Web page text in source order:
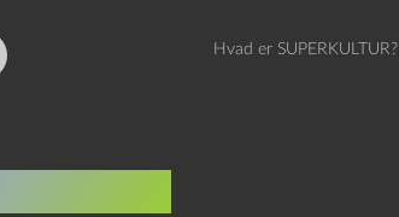
Hvad er SUPERKULTUR?